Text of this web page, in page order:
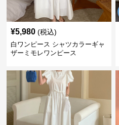
¥5,980 (税込)
白ワンピース シャツカラーギャ
ザーミモレワンピース